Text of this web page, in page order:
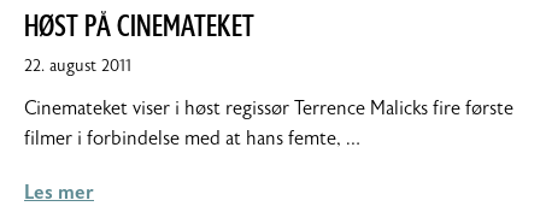
HØST PÅ CINEMATEKET
22. august 2011
Cinemateket viser i høst regissør Terrence Malicks fire første
filmer i forbindelse med at hans femte, …
Les mer